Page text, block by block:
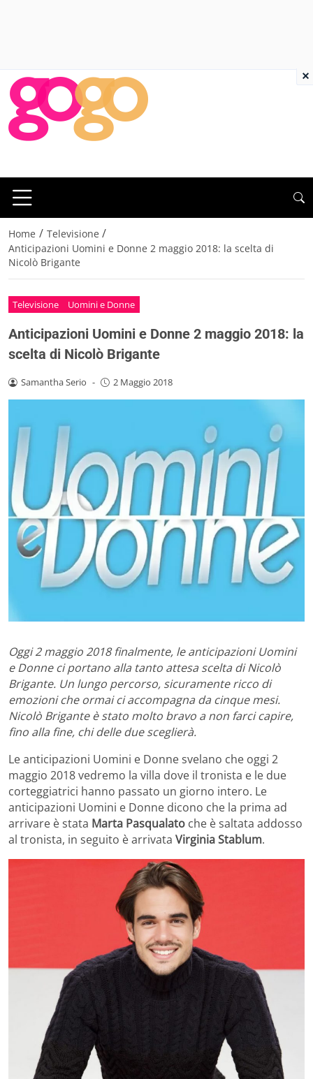
Home / Televisione /
Anticipazioni Uomini e Donne 2 maggio 2018: la scelta di
Nicolò Brigante
Televisione Uomini e Donne
Anticipazioni Uomini e Donne 2 maggio 2018: la
scelta di Nicolò Brigante
Samantha Serio - 2 Maggio 2018
Oggi 2 maggio 2018 finalmente, le anticipazioni Uomini
e Donne ci portano alla tanto attesa scelta di Nicolò
Brigante. Un lungo percorso, sicuramente ricco di
emozioni che ormai ci accompagna da cinque mesi.
Nicolò Brigante è stato molto bravo a non farci capire,
fino alla fine, chi delle due sceglierà.
Le anticipazioni Uomini e Donne svelano che oggi 2
maggio 2018 vedremo la villa dove il tronista e le due
corteggiatrici hanno passato un giorno intero. Le
anticipazioni Uomini e Donne dicono che la prima ad
arrivare è stata Marta Pasqualato che è saltata addosso
al tronista, in seguito è arrivata Virginia Stablum.
×